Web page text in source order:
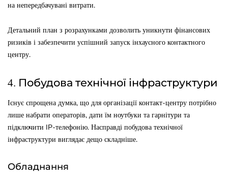
на непередбачувані витрати.
Детальний план з розрахунками дозволить уникнути фінансових
ризиків і забезпечити успішний запуск інхаусного контактного
центру.
4. Побудова технічної інфраструктури
Існує спрощена думка, що для організації контакт-центру потрібно
лише набрати операторів, дати їм ноутбуки та гарнітури та
підключити IP-телефонію. Насправді побудова технічної
інфраструктури виглядає дещо складніше.
Обладнання